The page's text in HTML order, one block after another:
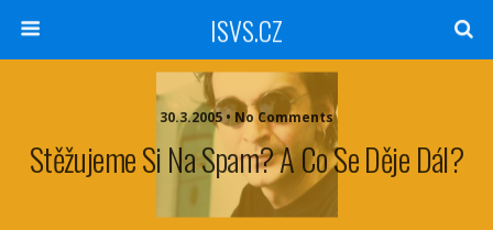
ISVS.CZ
30.3.2005 • No Comments
Stěžujeme Si Na Spam? A Co Se Děje Dál?